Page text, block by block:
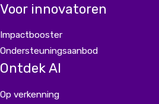
Voor innovatoren
Impactbooster
Ondersteuningsaanbod
Ontdek AI
Op verkenning